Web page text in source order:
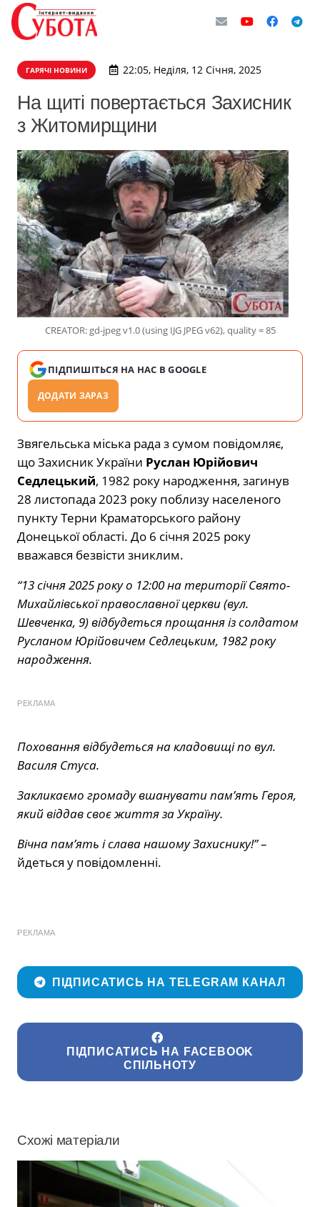
ГАРЯЧІ НОВИНИ 22:05, Неділя, 12 Січня, 2025
На щиті повертається Захисник
з Житомирщини
CREATOR: gd-jpeg v1.0 (using IJG JPEG v62), quality = 85
ПІДПИШІТЬСЯ НА НАС В GOOGLE
ДОДАТИ ЗАРАЗ
Звягельська міська рада з сумом повідомляє,
що Захисник України Руслан Юрійович
Седлецький, 1982 року народження, загинув
28 листопада 2023 року поблизу населеного
пункту Терни Краматорського району
Донецької області. До 6 січня 2025 року
вважався безвісти зниклим.
“13 січня 2025 року о 12:00 на території Свято-
Михайлівської православної церкви (вул.
Шевченка, 9) відбудеться прощання із солдатом
Русланом Юрійовичем Седлецьким, 1982 року
народження.
РЕКЛАМА
Поховання відбудеться на кладовищі по вул.
Василя Стуса.
Закликаємо громаду вшанувати пам’ять Героя,
який віддав своє життя за Україну.
Вічна пам’ять і слава нашому Захиснику!”–
йдеться у повідомленні.
РЕКЛАМА
ПІДПИСАТИСЬ НА TELEGRAM КАНАЛ
ПІДПИСАТИСЬ НА FACEBOOK
СПІЛЬНОТУ
Схожі матеріали